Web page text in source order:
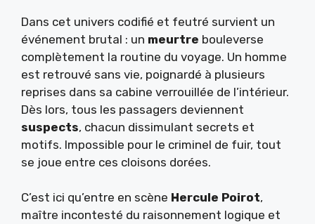
Dans cet univers codifié et feutré survient un
événement brutal : un meurtre bouleverse
complètement la routine du voyage. Un homme
est retrouvé sans vie, poignardé à plusieurs
reprises dans sa cabine verrouillée de l’intérieur.
Dès lors, tous les passagers deviennent
suspects, chacun dissimulant secrets et
motifs. Impossible pour le criminel de fuir, tout
se joue entre ces cloisons dorées.
C’est ici qu’entre en scène Hercule Poirot,
maître incontesté du raisonnement logique et